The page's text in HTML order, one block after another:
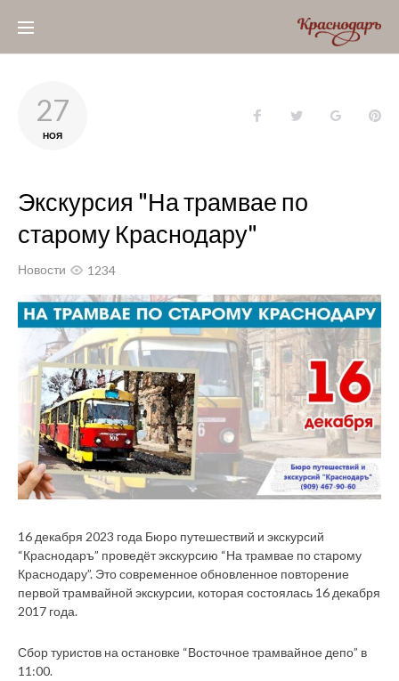
27
НОЯ
FacebookTwitter Google+
Экскурсия "На трамвае по
старому Краснодару"
Новости 1234
16 декабря 2023 года Бюро путешествий и экскурсий
“Краснодаръ” проведёт экскурсию “На трамвае по старому
Краснодару”. Это современное обновленное повторение
первой трамвайной экскурсии, которая состоялась 16 декабря
2017 года.
Сбор туристов на остановке “Восточное трамвайное депо” в
11:00.